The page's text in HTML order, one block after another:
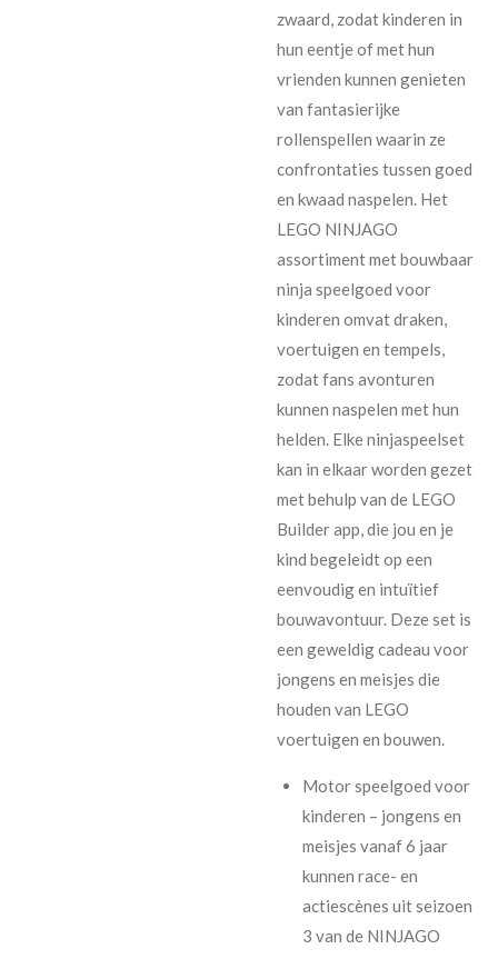
zwaard, zodat kinderen in
hun eentje of met hun
vrienden kunnen genieten
van fantasierijke
rollenspellen waarin ze
confrontaties tussen goed
en kwaad naspelen. Het
LEGO NINJAGO
assortiment met bouwbaar
ninja speelgoed voor
kinderen omvat draken,
voertuigen en tempels,
zodat fans avonturen
kunnen naspelen met hun
helden. Elke ninjaspeelset
kan in elkaar worden gezet
met behulp van de LEGO
Builder app, die jou en je
kind begeleidt op een
eenvoudig en intuïtief
bouwavontuur. Deze set is
een geweldig cadeau voor
jongens en meisjes die
houden van LEGO
voertuigen en bouwen.
Motor speelgoed voor
kinderen – jongens en
meisjes vanaf 6 jaar
kunnen race- en
actiescènes uit seizoen
3 van de NINJAGO